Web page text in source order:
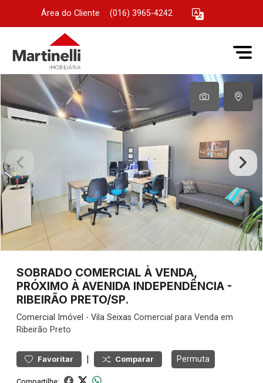
Área do Cliente (016) 3965-4242
SOBRADO COMERCIAL À VENDA,
PRÓXIMO À AVENIDA INDEPENDÊNCIA -
RIBEIRÃO PRETO/SP.
Comercial Imóvel - Vila Seixas Comercial para Venda em
Ribeirão Preto
Favoritar | Comparar Permuta
Compartilhe: